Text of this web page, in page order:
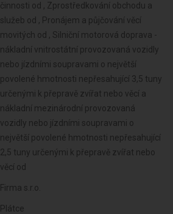
činnosti od , Zprostředkování obchodu a
služeb od , Pronájem a půjčování věcí
movitých od , Silniční motorová doprava -
nákladní vnitrostátní provozovaná vozidly
nebo jízdními soupravami o největší
povolené hmotnosti nepřesahující 3,5 tuny
určenými k přepravě zvířat nebo věcí a
nákladní mezinárodní provozovaná
vozidly nebo jízdními soupravami o
největší povolené hmotnosti nepřesahující
2,5 tuny určenými k přepravě zvířat nebo
věcí od
Firma s.r.o.
Plátce